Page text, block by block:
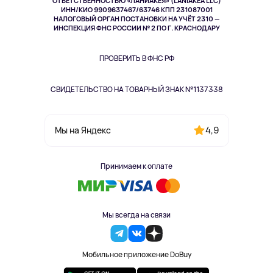
ИНН/КИО 9909637467/63746 КПП 231087001
НАЛОГОВЫЙ ОРГАН ПОСТАНОВКИ НА УЧЁТ 2310 —
ИНСПЕКЦИЯ ФНС РОССИИ № 2 ПО Г. КРАСНОДАРУ
ПРОВЕРИТЬ В ФНС РФ
СВИДЕТЕЛЬСТВО НА ТОВАРНЫЙ ЗНАК №1137338
Мы на Яндекс 4,9
Принимаем к оплате
Мы всегда на связи
Мобильное приложение DoBuy
Здоровье питомцев
Одежда и аксессуары